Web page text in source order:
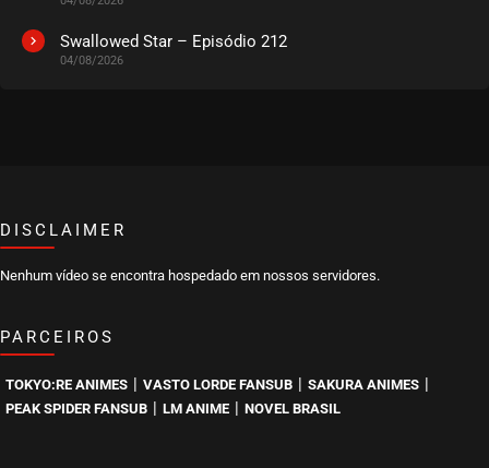
Swallowed Star – Episódio 212
04/08/2026
DISCLAIMER
Nenhum vídeo se encontra hospedado em nossos servidores.
PARCEIROS
TOKYO:RE ANIMES VASTO LORDE FANSUB SAKURA ANIMES
PEAK SPIDER FANSUB LM ANIME NOVEL BRASIL